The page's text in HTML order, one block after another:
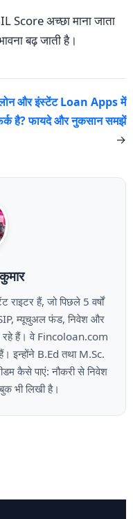
Score अच्छा माना जाता
बढ़ जाती है।
और इंस्टेंट Loan Apps में
है? फायदे और नुकसान समझें
→
हैं, जो पिछले 5 वर्षों
म्यूचुअल फंड, निवेश और
रहे हैं। वे Fincoloan.com
इन्होंने B.Ed तथा M.Sc.
कैसे पाएं: नौकरी से निवेश
भी लिखी है।